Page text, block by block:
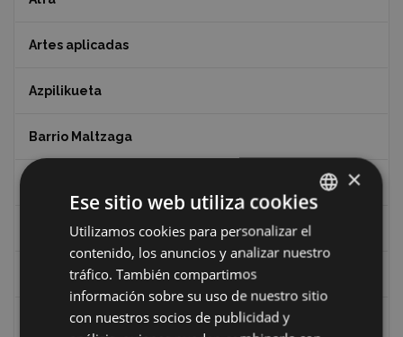
Artes aplicadas
Azpilikueta
Barrio Maltzaga
Ciclismo
Ciclismo "A rueda"
Dibujos de Julen Zabaleta
BASQUE
SPANISH
×
Ese sitio web utiliza cookies
Utilizamos cookies para personalizar el
contenido, los anuncios y analizar nuestro
tráfico. También compartimos
información sobre su uso de nuestro sitio
con nuestros socios de publicidad y